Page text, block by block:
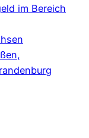
im Bereich